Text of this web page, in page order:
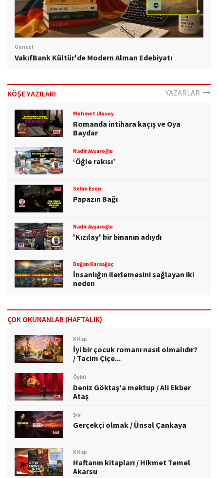
Güncel
VakıfBank Kültür'de Modern Alman Edebiyatı
KÖŞE YAZILARI YAZARLAR
Mehmet Ulusoy
Romanda intihara kaçış ve Oya
Baydar
Nadir Avşaroğlu
‘Öğle rakısı’
Selim Esen
Papazın Bağı
Nadir Avşaroğlu
'Kızılay' bir binanın adıydı
Doğan Karaağaç
İnsanlığın ilerlemesini sağlayan iki
neden
ÇOK OKUNANLAR (HAFTALIK)
Kitap
İyi bir çocuk romanı nasıl olmalıdır?
/ Tacim Çiçe...
Öykü
Deniz Göktaş'a mektup / Ali Ekber
Ataş
Şiir
Gerçekçi olmak / Ünsal Çankaya
Kitap
Haftanın kitapları / Hikmet Temel
Akarsu